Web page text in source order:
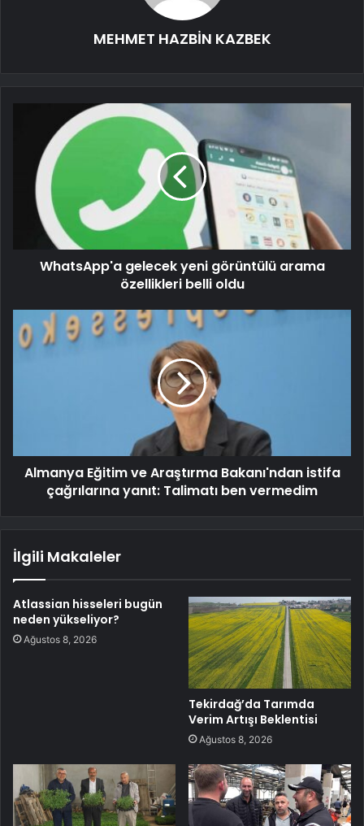
MEHMET HAZBİN KAZBEK
WhatsApp'a gelecek yeni görüntülü arama
özellikleri belli oldu
Almanya Eğitim ve Araştırma Bakanı'ndan istifa
çağrılarına yanıt: Talimatı ben vermedim
İlgili Makaleler
Atlassian hisseleri bugün
neden yükseliyor?
Ağustos 8, 2026
Tekirdağ’da Tarımda
Verim Artışı Beklentisi
Ağustos 8, 2026